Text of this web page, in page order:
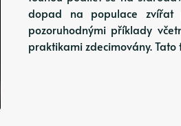
dopad na populace zvířat
pozoruhodnými příklady
praktikami zdecimovány.